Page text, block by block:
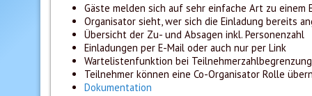
Gäste melden sich auf sehr einfache Art zu einem
Organisator sieht, wer sich die Einladung bereits
Übersicht der Zu- und Absagen inkl. Personenzahl
Einladungen per E-Mail oder auch nur per Link
Wartelistenfunktion bei Teilnehmerzahlbegrenzung
Teilnehmer können eine Co-Organisator Rolle
Dokumentation